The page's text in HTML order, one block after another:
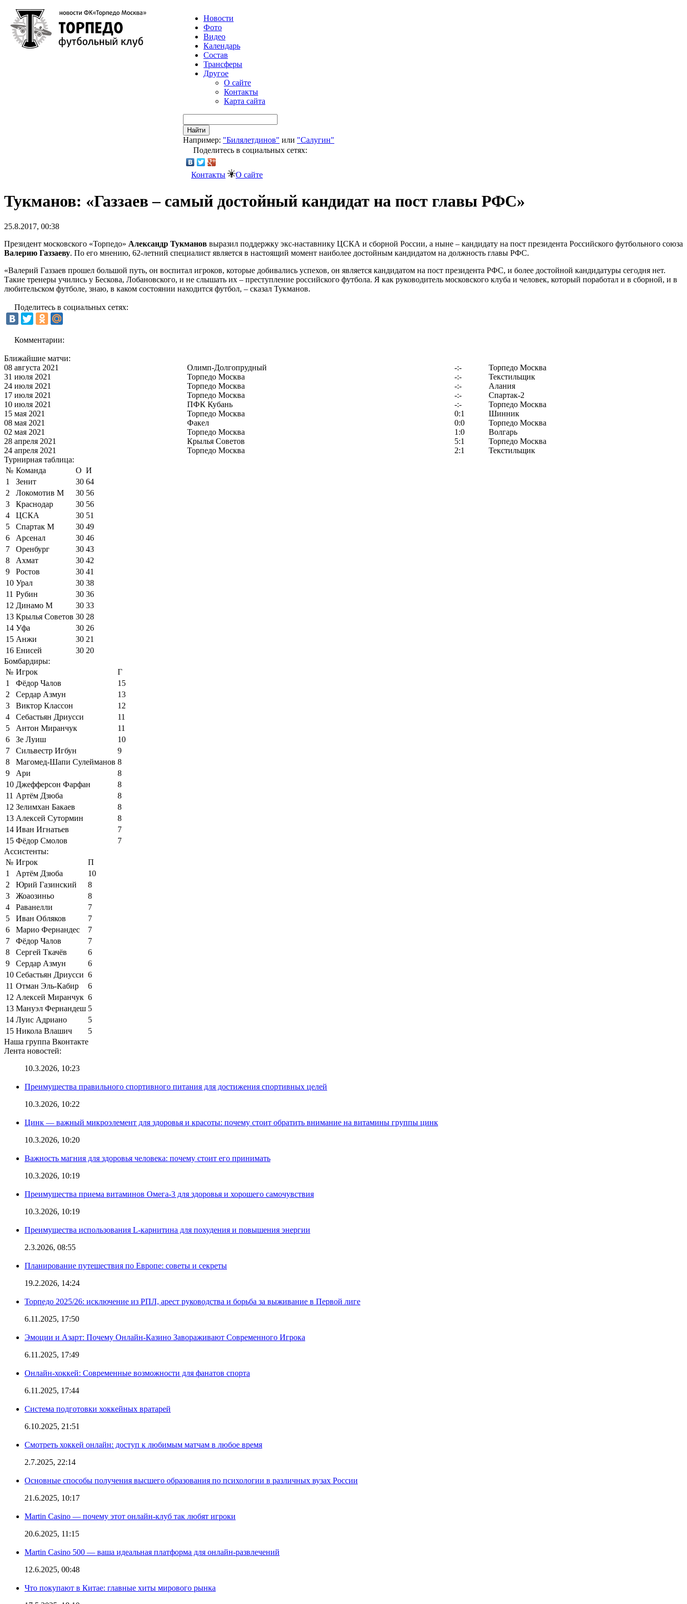
Новости
Фото
Видео
Календарь
Состав
Трансферы
Другое
О сайте
Контакты
Карта сайта
Найти
Например: "Билялетдинов" или "Салугин"
Поделитесь в социальных сетях:
Контакты О сайте
Тукманов: «Газзаев – самый достойный кандидат на пост главы РФС»
25.8.2017, 00:38
Президент московского «Торпедо» Александр Тукманов выразил поддержку экс-наставнику ЦСКА и сборной России, а ныне – кандидату на пост президента Российского футбольного союза
Валерию Газзаеву. По его мнению, 62-летний специалист является в настоящий момент наиболее достойным кандидатом на должность главы РФС.
«Валерий Газзаев прошел большой путь, он воспитал игроков, которые добивались успехов, он является кандидатом на пост президента РФС, и более достойной кандидатуры сегодня нет.
Такие тренеры учились у Бескова, Лобановского, и не слышать их – преступление российского футбола. Я как руководитель московского клуба и человек, который поработал и в сборной, и в
любительском футболе, знаю, в каком состоянии находится футбол, – сказал Тукманов.
Поделитесь в социальных сетях:
Комментарии:
Ближайшие матчи:
08 августа 2021
Олимп-Долгопрудный -:-
Торпедо Москва
31 июля 2021
Торпедо Москва -:-
Текстильщик
24 июля 2021
Торпедо Москва -:-
Алания
17 июля 2021
Торпедо Москва -:-
Спартак-2
10 июля 2021
ПФК Кубань -:-
Торпедо Москва
15 мая 2021
Торпедо Москва 0:1
Шинник
08 мая 2021
Факел 0:0
Торпедо Москва
02 мая 2021
Торпедо Москва 1:0
Волгарь
28 апреля 2021
Крылья Советов 5:1
Торпедо Москва
24 апреля 2021
Торпедо Москва 2:1
Текстильщик
Турнирная таблица:
№ Команда О И
1
Зенит 30 64
2
Локомотив М 30 56
3
Краснодар 30 56
4
ЦСКА 30 51
5
Спартак М 30 49
6
Арсенал 30 46
7
Оренбург 30 43
8
Ахмат 30 42
9
Ростов 30 41
10 Урал 30 38
11 Рубин 30 36
12 Динамо М 30 33
13 Крылья Советов 30 28
14 Уфа 30 26
15 Анжи 30 21
16 Енисей 30 20
Бомбардиры:
№ Игрок
Г
1
Фёдор Чалов
15
2
Сердар Азмун
13
3
Виктор Классон
12
4
Себастьян Дриусси
11
5
Антон Миранчук
11
6
Зе Луиш
10
7
Сильвестр Игбун
9
8
Магомед-Шапи Сулейманов 8
9
Ари
8
10 Джефферсон Фарфан
8
11 Артём Дзюба
8
12 Зелимхан Бакаев
8
13 Алексей Сутормин
8
14 Иван Игнатьев
7
15 Фёдор Смолов
7
Ассистенты:
№ Игрок
П
1
Артём Дзюба
10
2
Юрий Газинский
8
3
Жоаозиньо
8
4
Раванелли
7
5
Иван Обляков
7
6
Марио Фернандес
7
7
Фёдор Чалов
7
8
Сергей Ткачёв
6
9
Сердар Азмун
6
10 Себастьян Дриусси 6
11 Отман Эль-Кабир
6
12 Алексей Миранчук 6
13 Мануэл Фернандеш 5
14 Луис Адриано
5
15 Никола Влашич
5
Наша группа Вконтакте
Лента новостей:
10.3.2026, 10:23
Преимущества правильного спортивного питания для достижения спортивных целей
10.3.2026, 10:22
Цинк — важный микроэлемент для здоровья и красоты: почему стоит обратить внимание на витамины группы цинк
10.3.2026, 10:20
Важность магния для здоровья человека: почему стоит его принимать
10.3.2026, 10:19
Преимущества приема витаминов Омега-3 для здоровья и хорошего самочувствия
10.3.2026, 10:19
Преимущества использования L-карнитина для похудения и повышения энергии
2.3.2026, 08:55
Планирование путешествия по Европе: советы и секреты
19.2.2026, 14:24
Торпедо 2025/26: исключение из РПЛ, арест руководства и борьба за выживание в Первой лиге
6.11.2025, 17:50
Эмоции и Азарт: Почему Онлайн-Казино Завораживают Современного Игрока
6.11.2025, 17:49
Онлайн-хоккей: Современные возможности для фанатов спорта
6.11.2025, 17:44
Система подготовки хоккейных вратарей
6.10.2025, 21:51
Смотреть хоккей онлайн: доступ к любимым матчам в любое время
2.7.2025, 22:14
Основные способы получения высшего образования по психологии в различных вузах России
21.6.2025, 10:17
Martin Casino — почему этот онлайн-клуб так любят игроки
20.6.2025, 11:15
Martin Casino 500 — ваша идеальная платформа для онлайн-развлечений
12.6.2025, 00:48
Что покупают в Китае: главные хиты мирового рынка